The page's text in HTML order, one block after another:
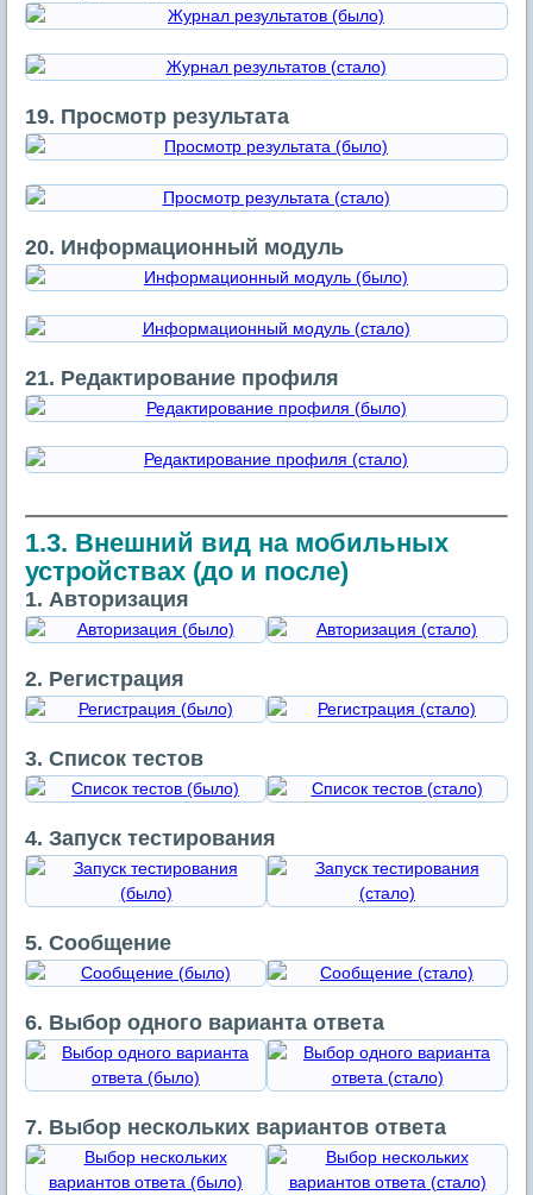
19. Просмотр результата
20. Информационный модуль
21. Редактирование профиля
1.3. Внешний вид на мобильных
устройствах (до и после)
1. Авторизация
2. Регистрация
3. Список тестов
4. Запуск тестирования
5. Сообщение
6. Выбор одного варианта ответа
7. Выбор нескольких вариантов ответа